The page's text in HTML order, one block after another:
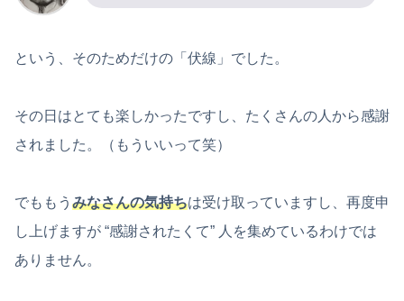
という、そのためだけの「伏線」でした。
その日はとても楽しかったですし、たくさんの人から感謝
されました。（もういいって笑）
でももう みなさんの気持ちは受け取っていますし、再度申
し上げますが “感謝されたくて” 人を集めているわけでは
ありません。